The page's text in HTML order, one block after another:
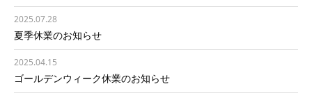
2025.07.28
夏季休業のお知らせ
2025.04.15
ゴールデンウィーク休業のお知らせ